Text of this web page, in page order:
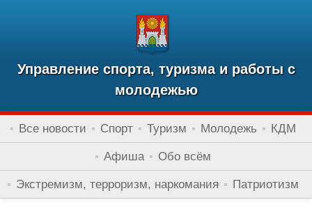
Управление спорта, туризма и работы с
молодежью
Все новости Спорт Туризм Молодежь КДМ
Афиша Обо всём
Экстремизм, терроризм, наркомания Патриотизм